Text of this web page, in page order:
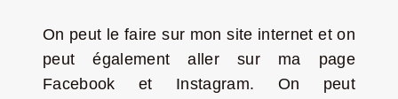
On peut le faire sur mon site internet et on
peut également aller sur ma page
Facebook et Instagram. On peut